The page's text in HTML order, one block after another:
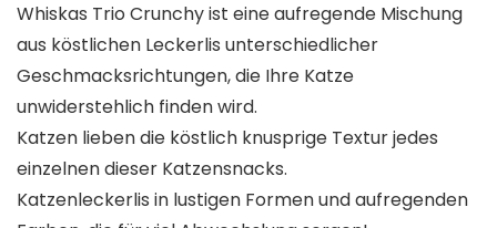
Whiskas Trio Crunchy ist eine aufregende Mischung
aus köstlichen Leckerlis unterschiedlicher
Geschmacksrichtungen, die Ihre Katze
unwiderstehlich finden wird.
Katzen lieben die köstlich knusprige Textur jedes
einzelnen dieser Katzensnacks.
Katzenleckerlis in lustigen Formen und aufregenden